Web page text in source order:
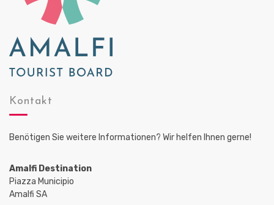
Kontakt
Benötigen Sie weitere Informationen? Wir helfen Ihnen gerne!
Amalfi Destination
Piazza Municipio
Amalfi SA